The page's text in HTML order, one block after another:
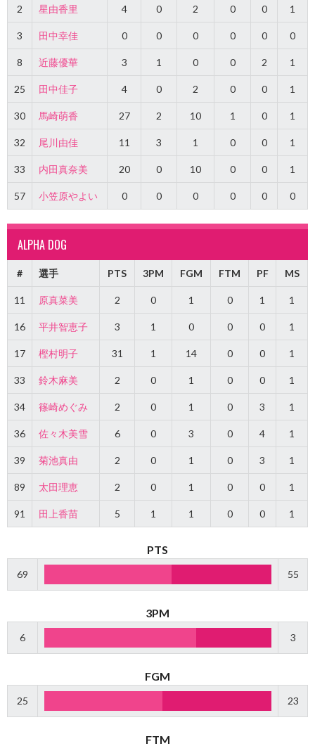
2 星由香里 4 0 2 0 0 1
3 田中幸佳 0 0 0 0 0 0
8 近藤優華 3 1 0 0 2 1
25 田中佳子 4 0 2 0 0 1
30 馬崎萌香 27 2 10 1 0 1
32 尾川由佳 11 3 1 0 0 1
33 内田真奈美 20 0 10 0 0 1
57 小笠原やよい 0 0 0 0 0 0
ALPHA DOG
# 選手 PTS 3PM FGM FTM PF MS
11 原真菜美 2 0 1 0 1 1
16 平井智恵子 3 1 0 0 0 1
17 樫村明子 31 1 14 0 0 1
33 鈴木麻美 2 0 1 0 0 1
34 篠崎めぐみ 2 0 1 0 3 1
36 佐々木美雪 6 0 3 0 4 1
39 菊池真由 2 0 1 0 3 1
89 太田理恵 2 0 1 0 0 1
91 田上香苗 5 1 1 0 0 1
PTS
69 55
3PM
6 3
FGM
25 23
FTM